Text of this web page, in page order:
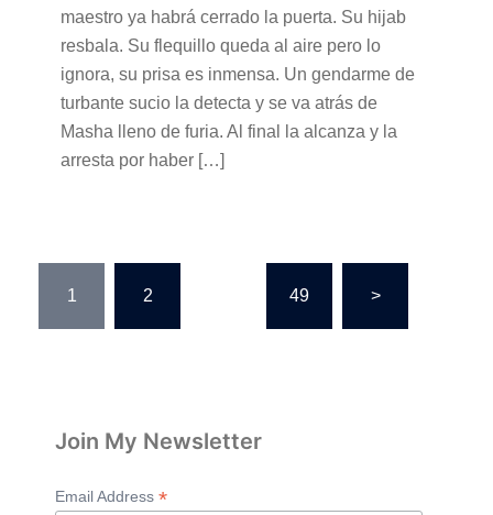
maestro ya habrá cerrado la puerta. Su hijab
resbala. Su flequillo queda al aire pero lo
ignora, su prisa es inmensa. Un gendarme de
turbante sucio la detecta y se va atrás de
Masha lleno de furia. Al final la alcanza y la
arresta por haber […]
pagination
1 2 49 >
Join My Newsletter
Email Address *